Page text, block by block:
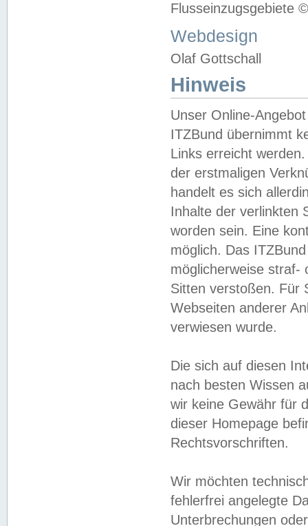
Flusseinzugsgebiete
Webdesign
Olaf Gottschall
Hinweis
Unser Online-
ITZBund übernimmt
Links erreicht
der erstmaligen
handelt es sich
Inhalte der verlinkten
worden sein. Eine
möglich. Das
möglicherweise straf-
Sitten verstoßen. Für
Webseiten anderer
verwiesen wurde.
Die sich auf diesen
nach besten Wissen
wir keine Gewähr für
dieser Homepage
Rechtsvorschriften.
Wir möchten
fehlerfrei angelegte
Unterbrechungen